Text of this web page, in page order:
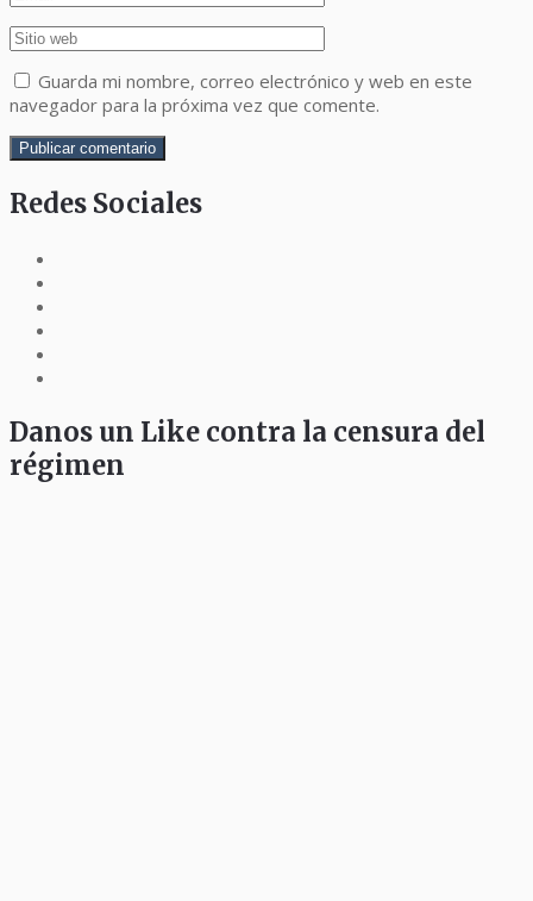
Guarda mi nombre, correo electrónico y web en este
navegador para la próxima vez que comente.
Redes Sociales
Danos un Like contra la censura del
régimen